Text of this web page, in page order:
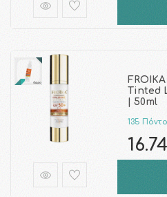
Tinted
| 50ml
135